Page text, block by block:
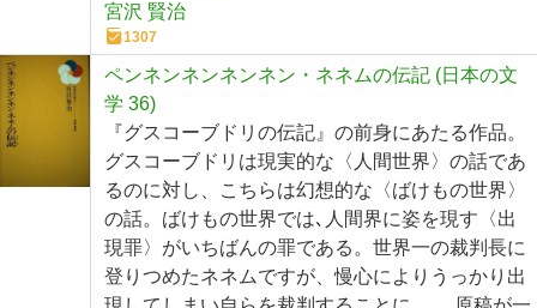
宮沢 賢治
1307
ペンネンネンネンネン・ネネムの伝記 (日本の文
学 36)
『グスコーブドリの伝記』の前身にあたる作品。
グスコーブドリは現実的な〈人間世界〉の話であ
るのに対し、こちらは幻想的な〈ばけもの世界〉
の話。ばけもの世界では､人間界に姿を現す〈出
現罪〉がいちばんの罪である。世界一の裁判長に
登りつめたネネムですが、慢心によりうっかり出